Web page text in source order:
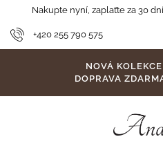
Nakupte nyní, zaplaťte za 30
+420 255 790 575
NOVÁ
DOPRAVA